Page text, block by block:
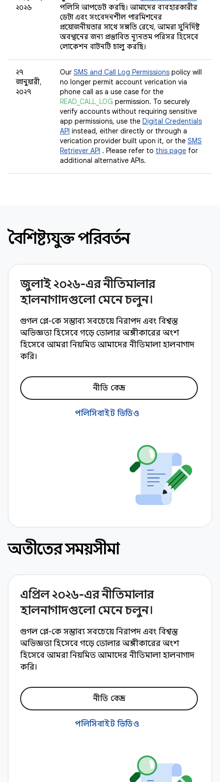
২০২৬
পলিসি আপডেট করছি। আমাদের ব্যবহারকারীর
ডেটা এবং সংবেদনশীল পারমিশনের
প্রয়োজনীয়তার সাথে সঙ্গতি রেখে, আমরা সুনির্দিষ্ট
অবস্থানের জন্য প্রস্তাবিত ন্যূনতম পরিসর হিসেবে
লোকেশন বাটনটি চালু করছি।
২৭
জানুয়ারী,
২০২৭
Our SMS and Call Log Permissions policy will
no longer permit account verification via
phone call as a use case for the
READ_CALL_LOG permission. To securely
verify accounts without requiring sensitive
app permissions, use the Digital Credentials
API instead, either directly or through a
verification provider built upon it, or the SMS
Retriever API . Please refer to this page for
additional alternative APIs.
বৈশিষ্ট্যযুক্ত পরিবর্তন
জুলাই ২০২৬-এর নীতিমালার
হালনাগাদগুলো মেনে চলুন।
গুগল প্লে-কে সম্ভাব্য সবচেয়ে নিরাপদ এবং বিশ্বস্ত
অভিজ্ঞতা হিসেবে গড়ে তোলার অঙ্গীকারের অংশ
হিসেবে আমরা নিয়মিত আমাদের নীতিমালা হালনাগাদ
করি।
নীতি কেন্দ্র
পলিসিবাইট ভিডিও
অতীতের সময়সীমা
এপ্রিল ২০২৬-এর নীতিমালার
হালনাগাদগুলো মেনে চলুন।
গুগল প্লে-কে সম্ভাব্য সবচেয়ে নিরাপদ এবং বিশ্বস্ত
অভিজ্ঞতা হিসেবে গড়ে তোলার অঙ্গীকারের অংশ
হিসেবে আমরা নিয়মিত আমাদের নীতিমালা হালনাগাদ
করি।
নীতি কেন্দ্র
পলিসিবাইট ভিডিও